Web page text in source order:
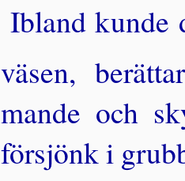
Ibland kunde
väsen,
mande och
försjönk i